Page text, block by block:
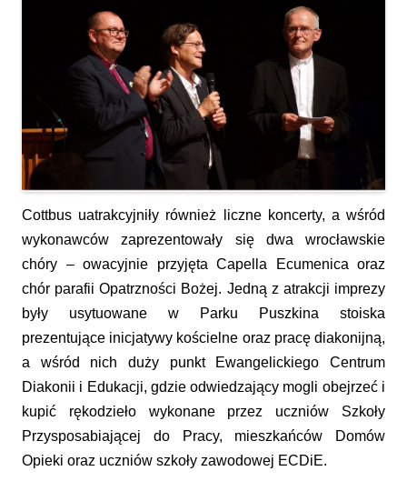
Cottbus uatrakcyjniły również liczne koncerty, a wśród
wykonawców zaprezentowały się dwa wrocławskie
chóry – owacyjnie przyjęta Capella Ecumenica oraz
chór parafii Opatrzności Bożej. Jedną z atrakcji imprezy
były usytuowane w Parku Puszkina stoiska
prezentujące inicjatywy kościelne oraz pracę diakonijną,
a wśród nich duży punkt Ewangelickiego Centrum
Diakonii i Edukacji, gdzie odwiedzający mogli obejrzeć i
kupić rękodzieło wykonane przez uczniów Szkoły
Przysposabiającej do Pracy, mieszkańców Domów
Opieki oraz uczniów szkoły zawodowej ECDiE.